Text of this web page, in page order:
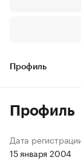
Профиль
Профиль
Дата
15 января 2004